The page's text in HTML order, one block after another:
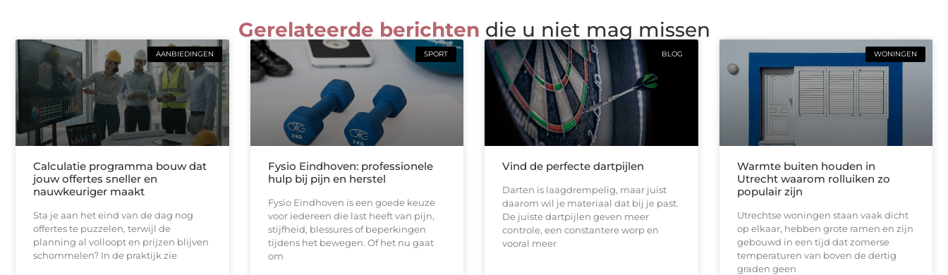
Gerelateerde berichten die u niet mag missen
AANBIEDINGEN
Calculatie programma bouw dat
jouw offertes sneller en
nauwkeuriger maakt
Sta je aan het eind van de dag nog
offertes te puzzelen, terwijl de
planning al volloopt en prijzen blijven
schommelen? In de praktijk zie
SPORT
Fysio Eindhoven: professionele
hulp bij pijn en herstel
Fysio Eindhoven is een goede keuze
voor iedereen die last heeft van pijn,
stijfheid, blessures of beperkingen
tijdens het bewegen. Of het nu gaat
om
BLOG
Vind de perfecte dartpijlen
Darten is laagdrempelig, maar juist
daarom wil je materiaal dat bij je past.
De juiste dartpijlen geven meer
controle, een constantere worp en
vooral meer
WONINGEN
Warmte buiten houden in
Utrecht waarom rolluiken zo
populair zijn
Utrechtse woningen staan vaak dicht
op elkaar, hebben grote ramen en zijn
gebouwd in een tijd dat zomerse
temperaturen van boven de dertig
graden geen